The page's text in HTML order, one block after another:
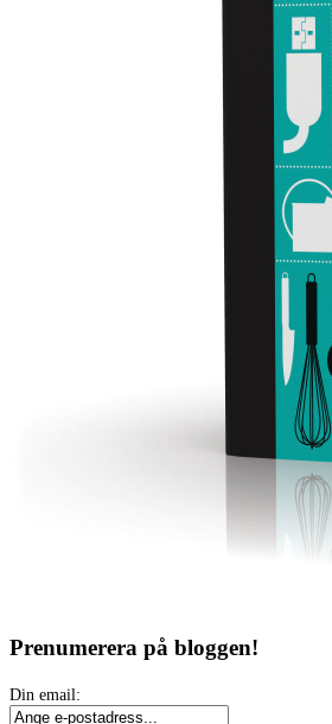
Prenumerera på bloggen!